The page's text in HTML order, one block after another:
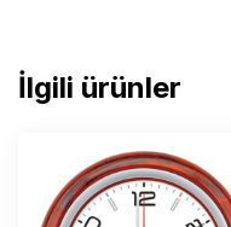
İlgili ürünler